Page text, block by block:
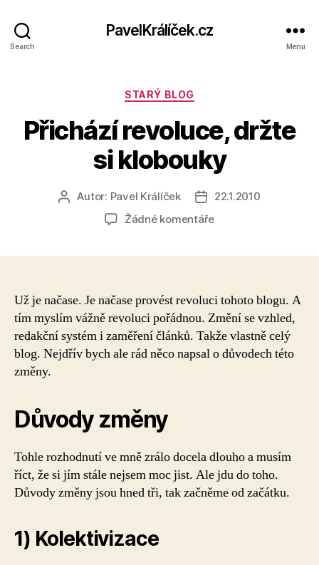
Search
PavelKrálíček.cz
Menu
Rubriky
STARÝ BLOG
Přichází revoluce, držte
si klobouky
Autor
příspěvku
Autor: Pavel Králíček
Datum
příspěvku
22.1.2010
Žádné komentářeu
revoluce,
držte
si
klobouky
Už je načase. Je načase provést revoluci tohoto blogu. A
tím myslím vážně revoluci pořádnou. Změní se vzhled,
redakční systém i zaměření článků. Takže vlastně celý
blog. Nejdřív bych ale rád něco napsal o důvodech této
změny.
Důvody změny
Tohle rozhodnutí ve mně zrálo docela dlouho a musím
říct, že si jím stále nejsem moc jist. Ale jdu do toho.
Důvody změny jsou hned tři, tak začněme od začátku.
1) Kolektivizace